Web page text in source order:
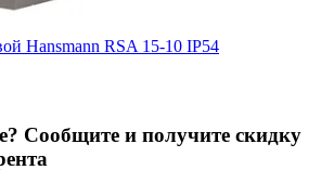
Hansmann RSA 15-10 IP54
Сообщите и получите скидку